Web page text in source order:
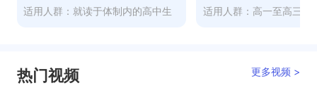
适用人群：就读于体制内的高中生 适用人群：高一至高三
热门视频 更多视频 >